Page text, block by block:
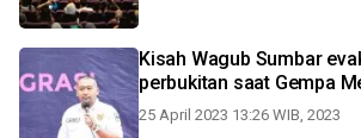
Kisah Wagub Sumbar
perbukitan saat Gempa
25 April 2023 13:26 WIB, 2023